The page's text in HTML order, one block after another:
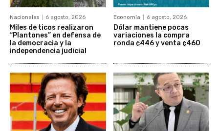
Nacionales 6 agosto, 2026
Miles de ticos realizaron
“Plantones” en defensa de
la democracia y la
independencia judicial
Economía 6 agosto, 2026
Dólar mantiene pocas
variaciones la compra
ronda ¢446 y venta ¢460